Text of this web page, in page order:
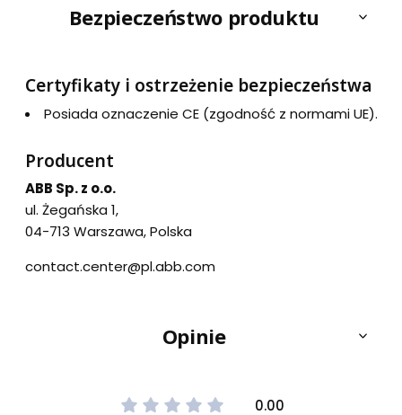
Bezpieczeństwo produktu
Certyfikaty i ostrzeżenie bezpieczeństwa
Posiada oznaczenie CE (zgodność z normami UE).
Producent
ABB Sp. z o.o.
ul. Żegańska 1,
04-713 Warszawa, Polska
contact.center@pl.abb.com
Opinie
0.00